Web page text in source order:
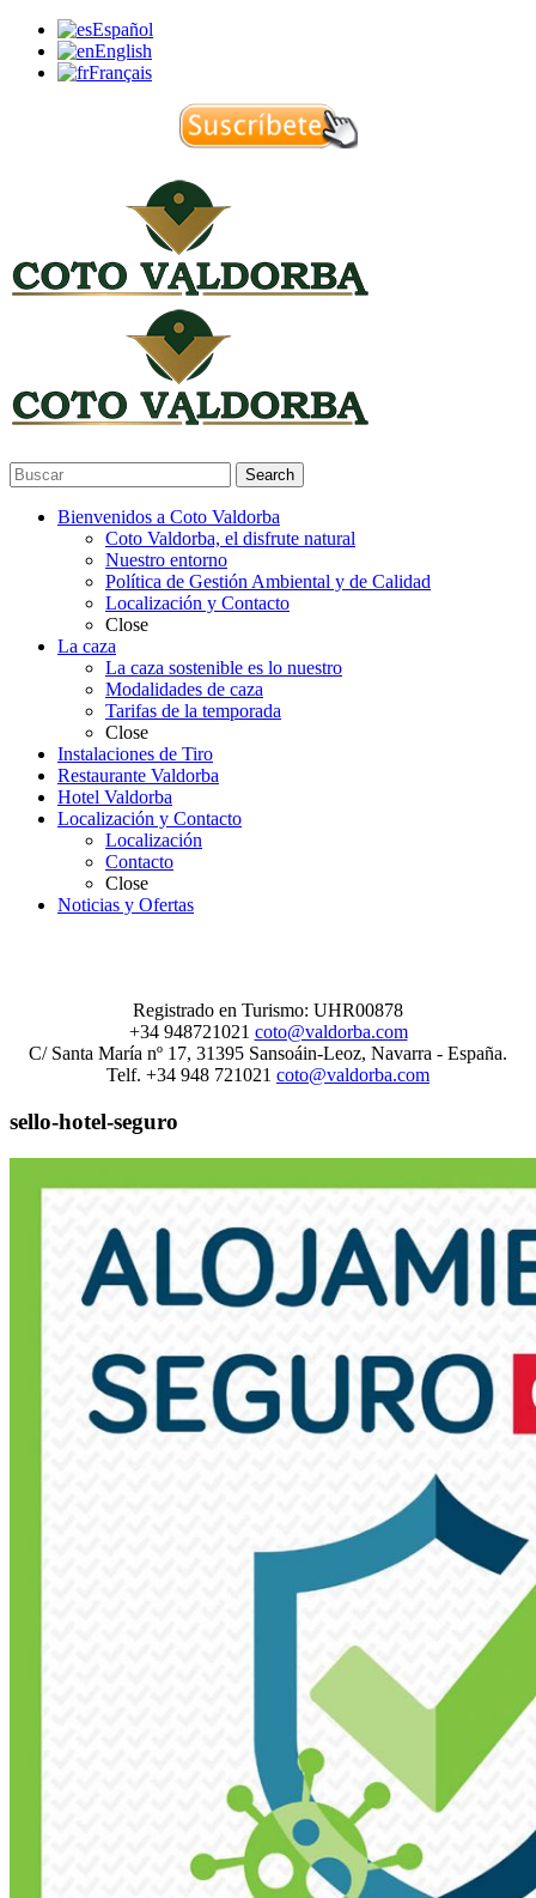
Español
English
Français
Search
Bienvenidos a Coto Valdorba
Coto Valdorba, el disfrute natural
Nuestro entorno
Política de Gestión Ambiental y de Calidad
Localización y Contacto
Close
La caza
La caza sostenible es lo nuestro
Modalidades de caza
Tarifas de la temporada
Close
Instalaciones de Tiro
Restaurante Valdorba
Hotel Valdorba
Localización y Contacto
Localización
Contacto
Close
Noticias y Ofertas
Registrado en Turismo: UHR00878
+34 948721021 coto@valdorba.com
C/ Santa María nº 17, 31395 Sansoáin-Leoz, Navarra - España.
Telf. +34 948 721021 coto@valdorba.com
sello-hotel-seguro